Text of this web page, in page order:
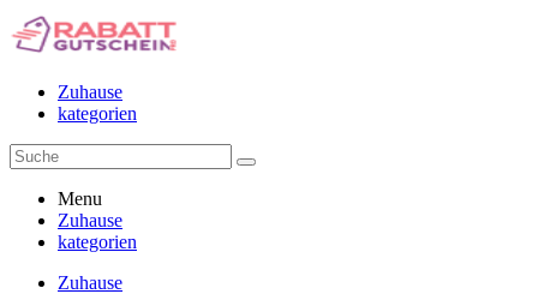
Zuhause
kategorien
Menu
Zuhause
kategorien
Zuhause